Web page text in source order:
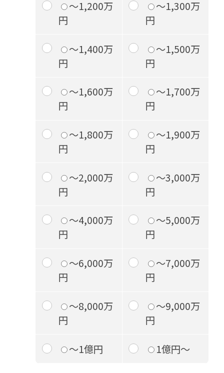
～1,200万
円
～1,300万
円
～1,400万
円
～1,500万
円
～1,600万
円
～1,700万
円
～1,800万
円
～1,900万
円
～2,000万
円
～3,000万
円
～4,000万
円
～5,000万
円
～6,000万
円
～7,000万
円
～8,000万
円
～9,000万
円
～1億円 1億円～